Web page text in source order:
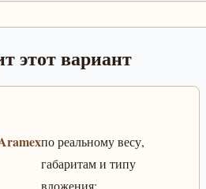
этот вариант
по реальному весу,
габаритам и типу
вложения;